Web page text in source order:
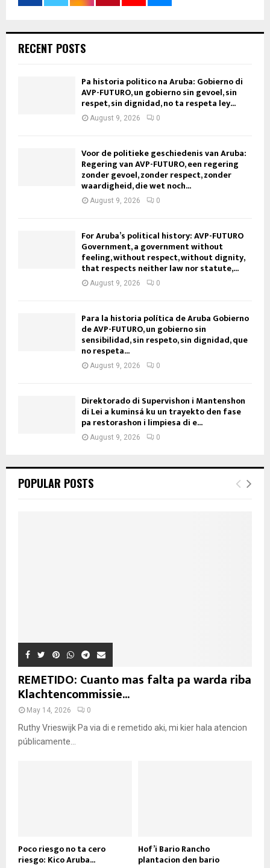
RECENT POSTS
Pa historia politico na Aruba: Gobierno di
AVP-FUTURO, un gobierno sin gevoel, sin
respet, sin dignidad, no ta respeta ley...
August 9, 2026 0
Voor de politieke geschiedenis van Aruba:
Regering van AVP-FUTURO, een regering
zonder gevoel, zonder respect, zonder
waardigheid, die wet noch...
August 9, 2026 0
For Aruba’s political history: AVP-FUTURO
Government, a government without
feeling, without respect, without dignity,
that respects neither law nor statute,...
August 9, 2026 0
Para la historia política de Aruba Gobierno
de AVP-FUTURO, un gobierno sin
sensibilidad, sin respeto, sin dignidad, que
no respeta...
August 9, 2026 0
Direktorado di Supervishon i Mantenshon
di Lei a kuminsá ku un trayekto den fase
pa restorashon i limpiesa di e...
August 9, 2026 0
POPULAR POSTS
REMETIDO: Cuanto mas falta pa warda riba
Klachtencommissie...
May 14, 2026 0
Ruthy Vrieswijk Pa via di e remetido aki, mi kier hala atencion
públicamente...
Poco riesgo no ta cero
riesgo: Kico Aruba...
Hof’i Bario Rancho
plantacion den bario